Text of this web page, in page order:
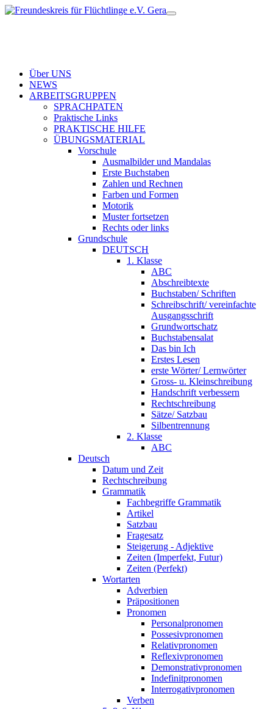
Über UNS
NEWS
ARBEITSGRUPPEN
SPRACHPATEN
Praktische Links
PRAKTISCHE HILFE
ÜBUNGSMATERIAL
Vorschule
Ausmalbilder und Mandalas
Erste Buchstaben
Zahlen und Rechnen
Farben und Formen
Motorik
Muster fortsetzen
Rechts oder links
Grundschule
DEUTSCH
1. Klasse
ABC
Abschreibtexte
Buchstaben/ Schriften
Schreibschrift/ vereinfachte
Ausgangsschrift
Grundwortschatz
Buchstabensalat
Das bin Ich
Erstes Lesen
erste Wörter/ Lernwörter
Gross- u. Kleinschreibung
Handschrift verbessern
Rechtschreibung
Sätze/ Satzbau
Silbentrennung
2. Klasse
ABC
Deutsch
Datum und Zeit
Rechtschreibung
Grammatik
Fachbegriffe Grammatik
Artikel
Satzbau
Fragesatz
Steigerung - Adjektive
Zeiten (Imperfekt, Futur)
Zeiten (Perfekt)
Wortarten
Adverbien
Präpositionen
Pronomen
Personalpronomen
Possesivpronomen
Relativpronomen
Reflexivpronomen
Demonstrativpronomen
Indefinitpronomen
Interrogativpronomen
Verben